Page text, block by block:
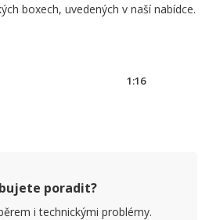
boxech, uvedených v naší nabídce.
1:16
poradit?
i technickými problémy.